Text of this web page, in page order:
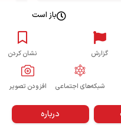
باز است
گزارش نشان کردن
شبکه‌های اجتماعی افزودن تصویر
درباره